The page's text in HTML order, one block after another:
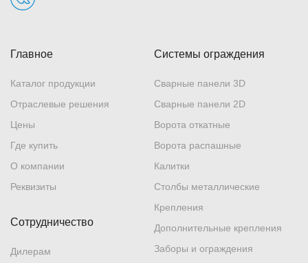
Главное
Каталог продукции
Отраслевые решения
Цены
Где купить
О компании
Реквизиты
Системы ограждения
Сварные панели 3D
Сварные панели 2D
Ворота откатные
Ворота распашные
Калитки
Столбы металлические
Крепления
Дополнительные крепления
Заборы и ограждения
Сотрудничество
Дилерам